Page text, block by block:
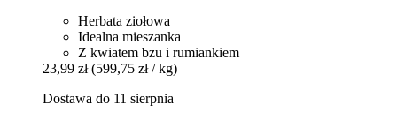
Herbata ziołowa
Idealna mieszanka
Z kwiatem bzu i rumiankiem
23,99 zł (599,75 zł / kg)
Dostawa do 11 sierpnia